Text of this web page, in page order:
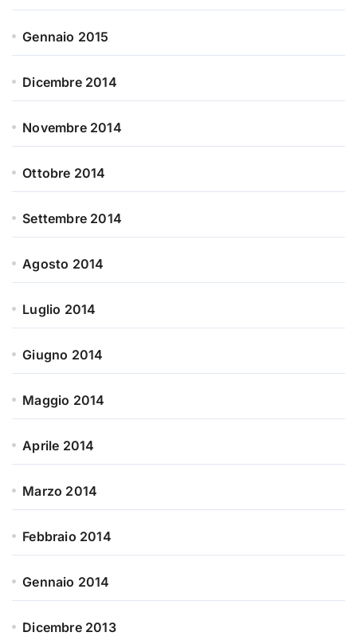
Gennaio 2015
Dicembre 2014
Novembre 2014
Ottobre 2014
Settembre 2014
Agosto 2014
Luglio 2014
Giugno 2014
Maggio 2014
Aprile 2014
Marzo 2014
Febbraio 2014
Gennaio 2014
Dicembre 2013